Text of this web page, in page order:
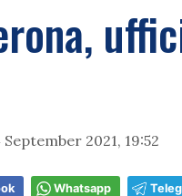
September 2021, 19:52
Whatsapp